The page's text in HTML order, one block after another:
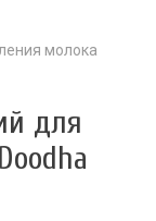
молока
для